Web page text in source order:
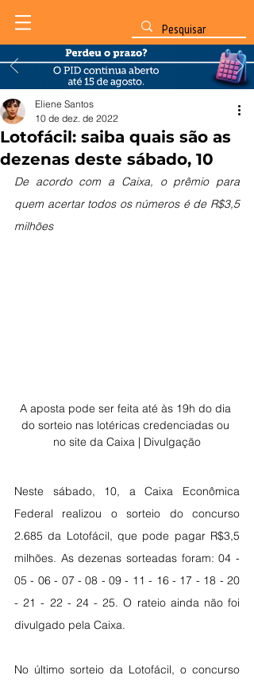
Lotofácil: saiba quais são as
dezenas deste sábado, 10
Eliene Santos
10 de dez. de 2022
De acordo com a Caixa, o prêmio para
quem acertar todos os números é de R$3,5
milhões
A aposta pode ser feita até às 19h do dia
do sorteio nas lotéricas credenciadas ou
no site da Caixa | Divulgação
Neste sábado, 10, a Caixa Econômica
Federal realizou o sorteio do concurso
2.685 da Lotofácil, que pode pagar R$3,5
milhões. As dezenas sorteadas foram: 04 -
05 - 06 - 07 - 08 - 09 - 11 - 16 - 17 - 18 - 20
- 21 - 22 - 24 - 25. O rateio ainda não foi
divulgado pela Caixa.
No último sorteio da Lotofácil, o concurso